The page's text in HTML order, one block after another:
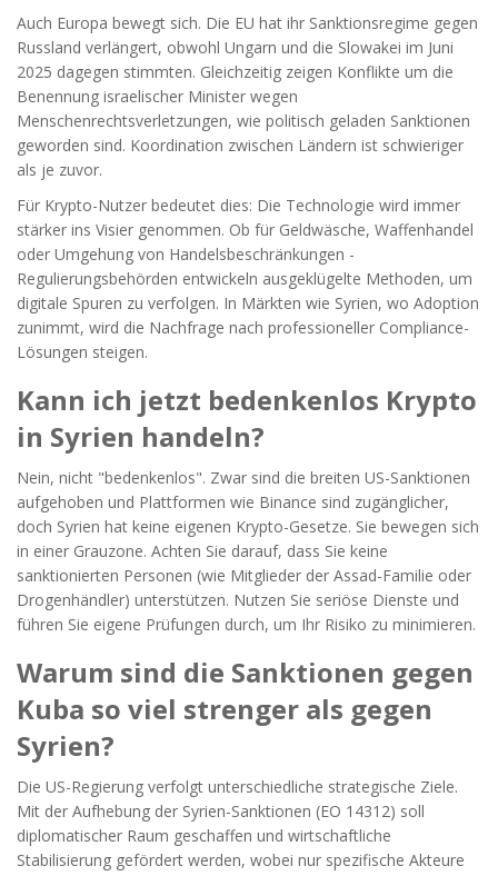
Auch Europa bewegt sich. Die EU hat ihr Sanktionsregime gegen
Russland verlängert, obwohl Ungarn und die Slowakei im Juni
2025 dagegen stimmten. Gleichzeitig zeigen Konflikte um die
Benennung israelischer Minister wegen
Menschenrechtsverletzungen, wie politisch geladen Sanktionen
geworden sind. Koordination zwischen Ländern ist schwieriger
als je zuvor.
Für Krypto-Nutzer bedeutet dies: Die Technologie wird immer
stärker ins Visier genommen. Ob für Geldwäsche, Waffenhandel
oder Umgehung von Handelsbeschränkungen -
Regulierungsbehörden entwickeln ausgeklügelte Methoden, um
digitale Spuren zu verfolgen. In Märkten wie Syrien, wo Adoption
zunimmt, wird die Nachfrage nach professioneller Compliance-
Lösungen steigen.
Kann ich jetzt bedenkenlos Krypto
in Syrien handeln?
Nein, nicht "bedenkenlos". Zwar sind die breiten US-Sanktionen
aufgehoben und Plattformen wie Binance sind zugänglicher,
doch Syrien hat keine eigenen Krypto-Gesetze. Sie bewegen sich
in einer Grauzone. Achten Sie darauf, dass Sie keine
sanktionierten Personen (wie Mitglieder der Assad-Familie oder
Drogenhändler) unterstützen. Nutzen Sie seriöse Dienste und
führen Sie eigene Prüfungen durch, um Ihr Risiko zu minimieren.
Warum sind die Sanktionen gegen
Kuba so viel strenger als gegen
Syrien?
Die US-Regierung verfolgt unterschiedliche strategische Ziele.
Mit der Aufhebung der Syrien-Sanktionen (EO 14312) soll
diplomatischer Raum geschaffen und wirtschaftliche
Stabilisierung gefördert werden, wobei nur spezifische Akteure